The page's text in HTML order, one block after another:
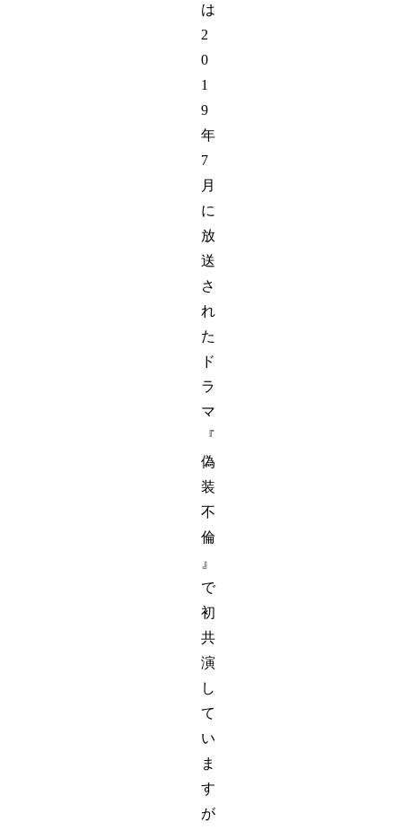
は
2
0
1
9
年
7
月
に
放
送
さ
れ
た
ド
ラ
マ
『
偽
装
不
倫
』
で
初
共
演
し
て
い
ま
す
が